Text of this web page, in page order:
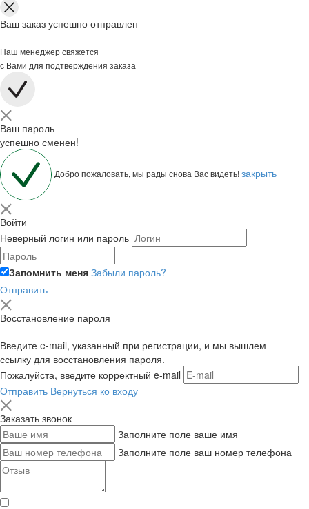
Ваш заказ успешно отправлен
Наш менеджер свяжется
с Вами для подтверждения заказа
Ваш пароль
успешно сменен!
Добро пожаловать, мы рады снова Вас видеть!закрыть
Войти
Неверный логин или пароль
Запомнить меня Забыли пароль?
Отправить
Восстановление пароля
Введите e-mail, указанный при регистрации, и мы вышлем
ссылку для восстановления пароля.
Пожалуйста, введите корректный e-mail
Отправить Вернуться ко входу
Заказать звонок
Заполните поле ваше имя
Заполните поле ваш номер телефона